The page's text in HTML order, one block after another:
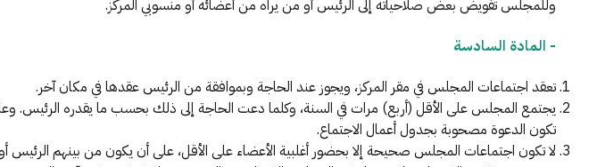
وللمجلس تفويض بعض صلاحياته إلى الرئيس أو من يراه من أعضائه أو منسوبي المركز.
- المادة السادسة
تعقد اجتماعات المجلس في مقر المركز، ويجوز عند الحاجة وبموافقة من الرئيس عقدها في مكان آخر.
يجتمع المجلس على الأقل (أربع) مرات في السنة، وكلما دعت الحاجة إلى ذلك بحسب ما يقدره الرئيس.
تكون الدعوة مصحوبة بجدول أعمال الاجتماع.
لا تكون اجتماعات المجلس صحيحة إلا بحضور أغلبية الأعضاء على الأقل، على أن يكون من بينهم الرئيس